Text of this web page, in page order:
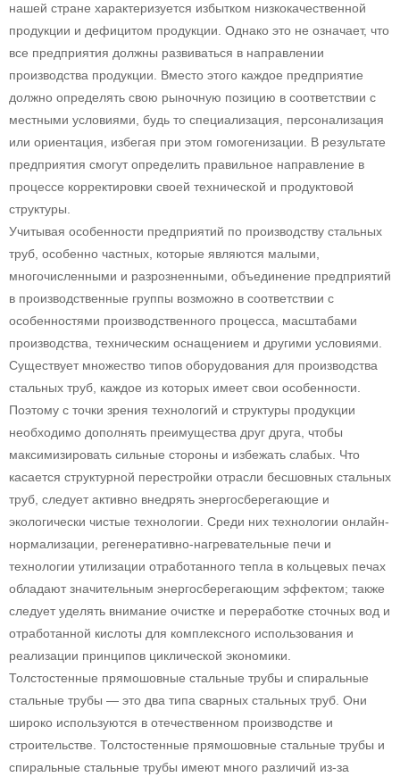
нашей стране характеризуется избытком низкокачественной
продукции и дефицитом продукции. Однако это не означает, что
все предприятия должны развиваться в направлении
производства продукции. Вместо этого каждое предприятие
должно определять свою рыночную позицию в соответствии с
местными условиями, будь то специализация, персонализация
или ориентация, избегая при этом гомогенизации. В результате
предприятия смогут определить правильное направление в
процессе корректировки своей технической и продуктовой
структуры.
Учитывая особенности предприятий по производству стальных
труб, особенно частных, которые являются малыми,
многочисленными и разрозненными, объединение предприятий
в производственные группы возможно в соответствии с
особенностями производственного процесса, масштабами
производства, техническим оснащением и другими условиями.
Существует множество типов оборудования для производства
стальных труб, каждое из которых имеет свои особенности.
Поэтому с точки зрения технологий и структуры продукции
необходимо дополнять преимущества друг друга, чтобы
максимизировать сильные стороны и избежать слабых. Что
касается структурной перестройки отрасли бесшовных стальных
труб, следует активно внедрять энергосберегающие и
экологически чистые технологии. Среди них технологии онлайн-
нормализации, регенеративно-нагревательные печи и
технологии утилизации отработанного тепла в кольцевых печах
обладают значительным энергосберегающим эффектом; также
следует уделять внимание очистке и переработке сточных вод и
отработанной кислоты для комплексного использования и
реализации принципов циклической экономики.
Толстостенные прямошовные стальные трубы и спиральные
стальные трубы — это два типа сварных стальных труб. Они
широко используются в отечественном производстве и
строительстве. Толстостенные прямошовные стальные трубы и
спиральные стальные трубы имеют много различий из-за